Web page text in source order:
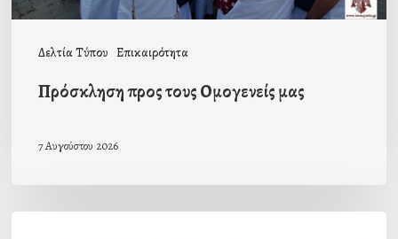
Δελτία Τύπου Επικαιρότητα
Πρόσκληση προς τους Ομογενείς μας
7 Αυγούστου 2026